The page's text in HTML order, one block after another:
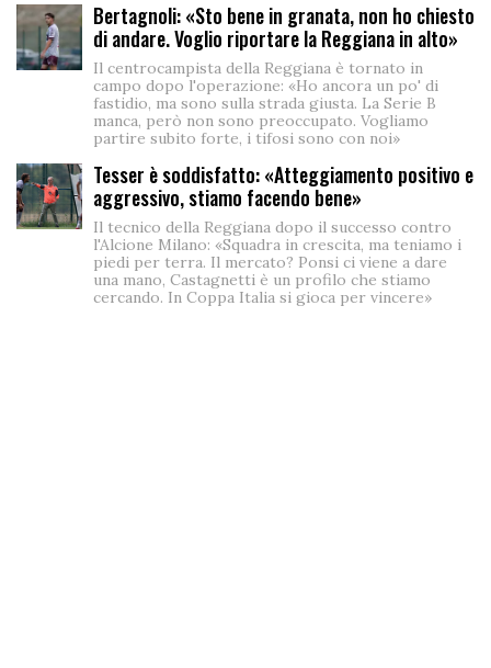
Bertagnoli: «Sto bene in granata, non ho chiesto
di andare. Voglio riportare la Reggiana in alto»
Il centrocampista della Reggiana è tornato in
campo dopo l'operazione: «Ho ancora un po' di
fastidio, ma sono sulla strada giusta. La Serie B
manca, però non sono preoccupato. Vogliamo
partire subito forte, i tifosi sono con noi»
Tesser è soddisfatto: «Atteggiamento positivo e
aggressivo, stiamo facendo bene»
Il tecnico della Reggiana dopo il successo contro
l'Alcione Milano: «Squadra in crescita, ma teniamo i
piedi per terra. Il mercato? Ponsi ci viene a dare
una mano, Castagnetti è un profilo che stiamo
cercando. In Coppa Italia si gioca per vincere»